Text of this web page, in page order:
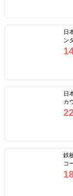
日
ン
日
カ
台場
鉄
コ